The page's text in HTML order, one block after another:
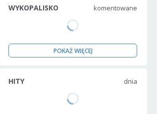
WYKOPALISKO komentowane
POKAŻ WIĘCEJ
HITY dnia